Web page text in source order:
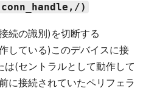
)
続の識別)を切断する
している)このデバイスに接
は(セントラルとして動作して
に接続されていたペリフェラ